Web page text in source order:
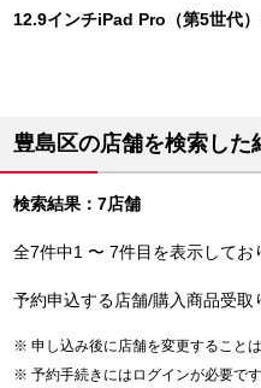
12.9インチiPad Pro（第5世代
豊島区の店舗を検索した
検索結果：7店舗
全7件中1 〜 7件目を表示してお
予約申込する店舗/購入商品受取
申し込み後に店舗を変更することは
予約手続きにはログインが必要です